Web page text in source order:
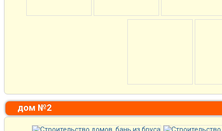
дом №2